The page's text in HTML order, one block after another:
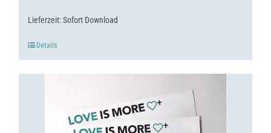
Lieferzeit:Sofort Download
Details